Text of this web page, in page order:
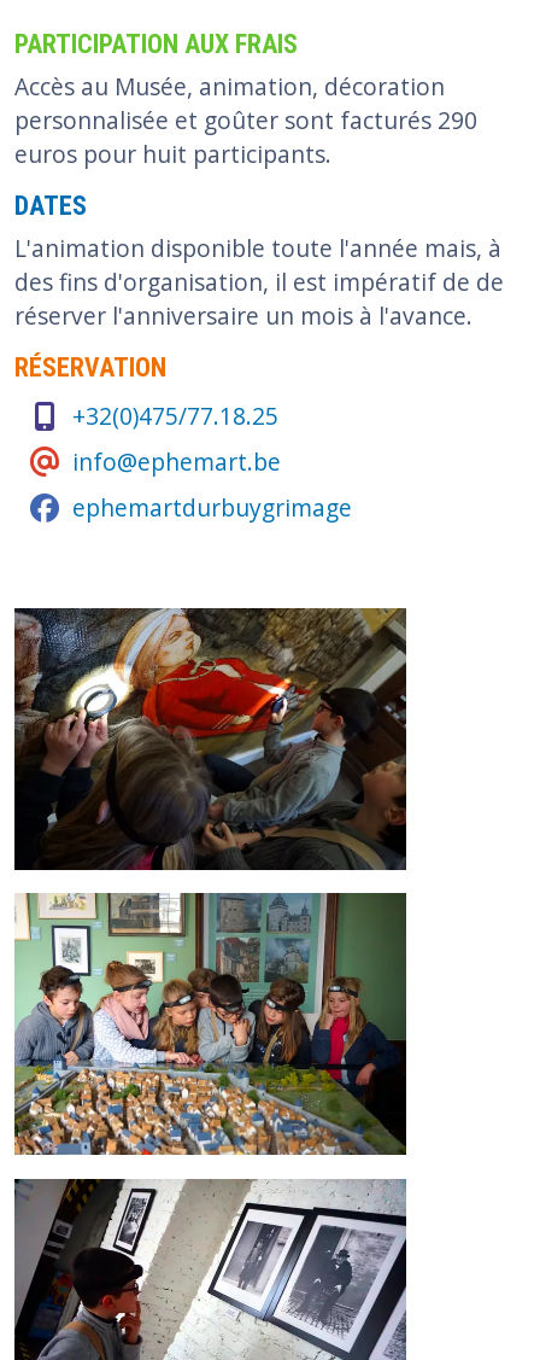
PARTICIPATION AUX FRAIS
Accès au Musée, animation, décoration
personnalisée et goûter sont facturés 290
euros pour huit participants.
DATES
L'animation disponible toute l'année mais, à
des fins d'organisation, il est impératif de de
réserver l'anniversaire un mois à l'avance.
RÉSERVATION
+32(0)475/77.18.25
info@ephemart.be
ephemartdurbuygrimage